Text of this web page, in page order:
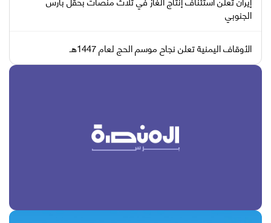
الجنوبي
الأوقاف اليمنية تعلن نجاح موسم الحج لعام 1447هـ